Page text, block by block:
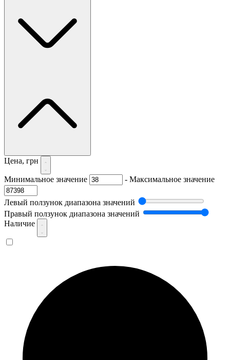
Цена, грн
Минимальное значение - Максимальное значение
Левый ползунок диапазона значений
Правый ползунок диапазона значений
Наличие